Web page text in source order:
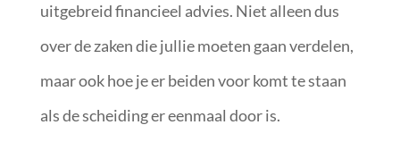
uitgebreid financieel advies. Niet alleen dus
over de zaken die jullie moeten gaan verdelen,
maar ook hoe je er beiden voor komt te staan
als de scheiding er eenmaal door is.